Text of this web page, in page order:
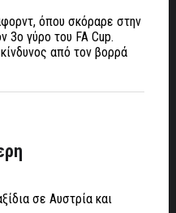
όπου σκόραρε στην
3ο γύρο του FA Cup.
από τον βορρά
σε Αυστρία και